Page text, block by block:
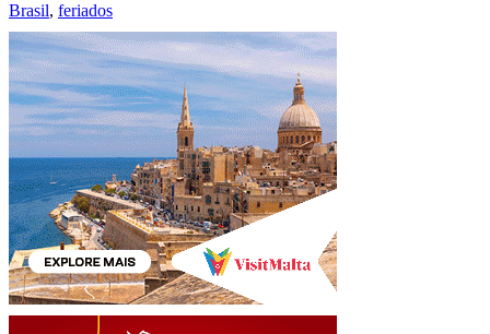
Brasil, feriados